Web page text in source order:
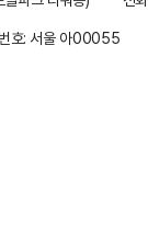
호: 서울 아00055